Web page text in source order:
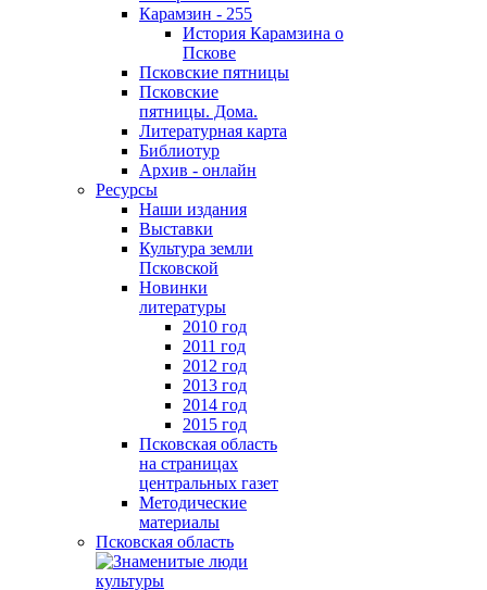
Карамзин - 255
История Карамзина о
Пскове
Псковские пятницы
Псковские
пятницы. Дома.
Литературная карта
Библиотур
Архив - онлайн
Ресурсы
Наши издания
Выставки
Культура земли
Псковской
Новинки
литературы
2010 год
2011 год
2012 год
2013 год
2014 год
2015 год
Псковская область
на страницах
центральных газет
Методические
материалы
Псковская область